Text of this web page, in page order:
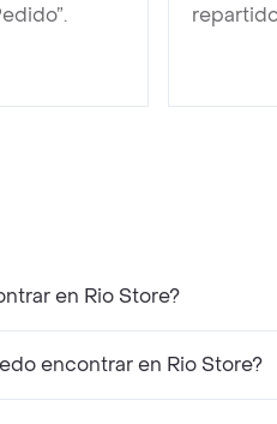
en Rio Store?
encontrar en Rio Store?